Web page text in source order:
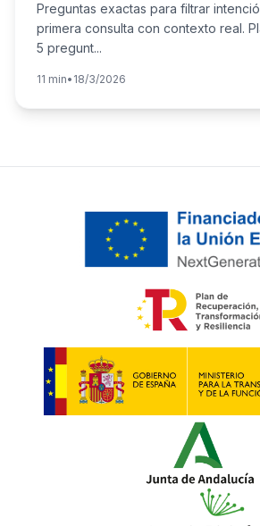
Preguntas exactas para filtrar
primera consulta con contexto real.
5 pregunt...
11 min• 18/3/2026